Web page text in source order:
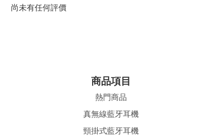
尚未有任何評價
商品項目
熱門商品
真無線藍牙耳機
頸掛式藍牙耳機